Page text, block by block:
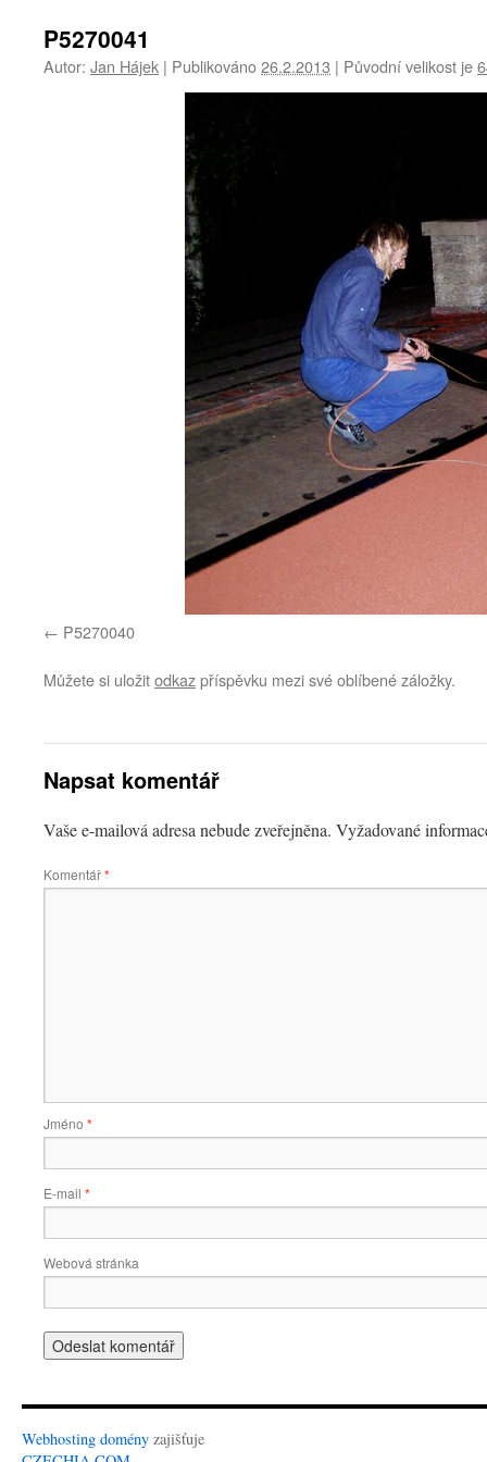
P5270041
Autor: Jan Hájek | Publikováno26.2.2013 | Původní velikost je
P5270040
Můžete si uložitodkazpříspěvku mezi své oblíbené záložky.
Napsat komentář
Vaše e-mailová adresa nebude zveřejněna. Vyžadované
Komentář*
Jméno *
E-mail *
Webová stránka
Webhosting domény zajišťuje